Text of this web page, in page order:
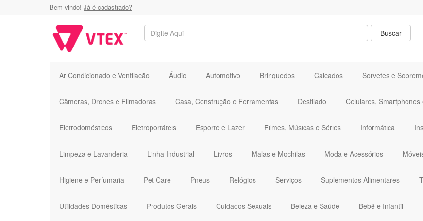
Bem-vindo! Já é cadastrado?
Ar Condicionado e Ventilação Áudio Automotivo Brinquedos Calçados Sorvetes e
Câmeras, Drones e Filmadoras Casa, Construção e Ferramentas Destilado Celulares, Smartphones
Eletrodomésticos Eletroportáteis Esporte e Lazer Filmes, Músicas e Séries Informática
Limpeza e Lavanderia Linha Industrial Livros Malas e Mochilas Moda e Acessórios
Higiene e Perfumaria Pet Care Pneus Relógios Serviços Suplementos Alimentares
Utilidades Domésticas Produtos Gerais Cuidados Sexuais Beleza e Saúde Bebê e Infantil